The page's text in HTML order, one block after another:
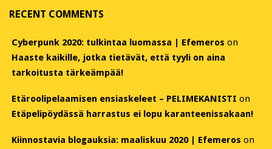
RECENT COMMENTS
Cyberpunk 2020: tulkintaa luomassa | Efemeros on
Haaste kaikille, jotka tietävät, että tyyli on aina
tarkoitusta tärkeämpää!
Etäroolipelaamisen ensiaskeleet – PELIMEKANISTI on
Etäpelipöydässä harrastus ei lopu karanteenissakaan!
Kiinnostavia blogauksia: maaliskuu 2020 | Efemeros on